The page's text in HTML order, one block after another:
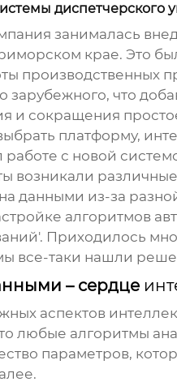
диспетчерского
занималась
крае. Это
производственных
зарубежного, что
и сокращения
платформу,
работе с новой
возникали
данными из-за
алгоритмов
Приходилось
все-таки нашли
– сердце
аспектов
любые алгоритмы
параметров,